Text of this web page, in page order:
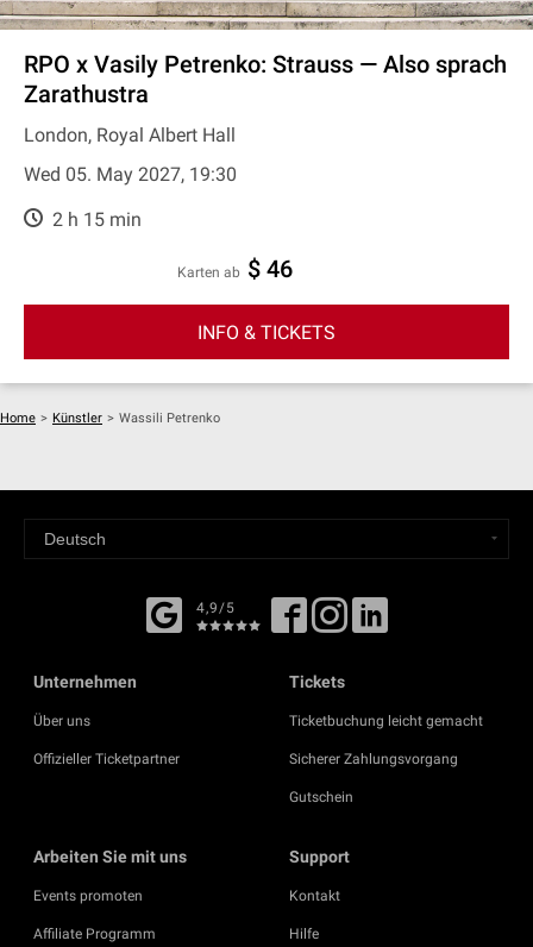
RPO x Vasily Petrenko: Strauss — Also sprach
Zarathustra
London, Royal Albert Hall
Wed 05. May 2027, 19:30
2 h 15 min
Karten ab $ 46
INFO & TICKETS
Home > Künstler > Wassili Petrenko
4,9/5
Unternehmen
Über uns
Offizieller Ticketpartner
Tickets
Ticketbuchung leicht gemacht
Sicherer Zahlungsvorgang
Gutschein
Arbeiten Sie mit uns
Events promoten
Affiliate Programm
Support
Kontakt
Hilfe